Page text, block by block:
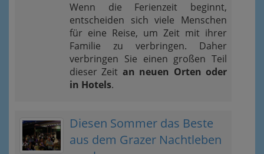
Wenn die Ferienzeit beginnt,
entscheiden sich viele Menschen
für eine Reise, um Zeit mit ihrer
Familie zu verbringen. Daher
verbringen Sie einen großen Teil
dieser Zeit an neuen Orten oder
in Hotels.
Diesen Sommer das Beste
aus dem Grazer Nachtleben